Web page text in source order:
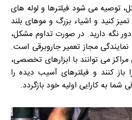
توصیه می شود فیلترها و لوله های
کنید و اشیاء بزرگ و موهای بلند
نگه دارید. در صورت تداوم مشکل،
مجاز تعمیر جاروبرقی است.
می توانند با ابزارهای تخصصی،
کنند و فیلترهای آسیب دیده را
شما به کارایی اولیه خود بازگردد.